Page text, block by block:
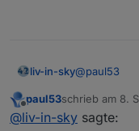
    });
liv-in-sky@paul53
Offline
paul53schrieb am 8.
zuletzt editiert
@liv-in-sky sagte: